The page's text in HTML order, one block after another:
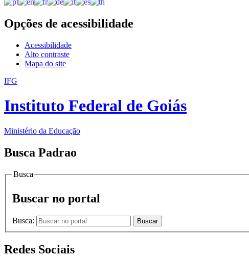
Opções de acessibilidade
Acessibilidade
Alto contraste
Mapa do site
IFG
Instituto Federal de Goiás
Ministério da Educação
Busca Padrao
Busca
Buscar no portal
Busca: Buscar
Redes Sociais